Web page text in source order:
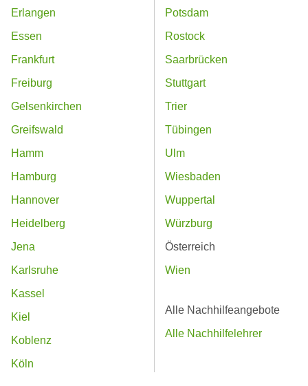
Erlangen
Essen
Frankfurt
Freiburg
Gelsenkirchen
Greifswald
Hamm
Hamburg
Hannover
Heidelberg
Jena
Karlsruhe
Kassel
Kiel
Koblenz
Köln
Potsdam
Rostock
Saarbrücken
Stuttgart
Trier
Tübingen
Ulm
Wiesbaden
Wuppertal
Würzburg
Österreich
Wien
Alle Nachhilfeangebote
Alle Nachhilfelehrer